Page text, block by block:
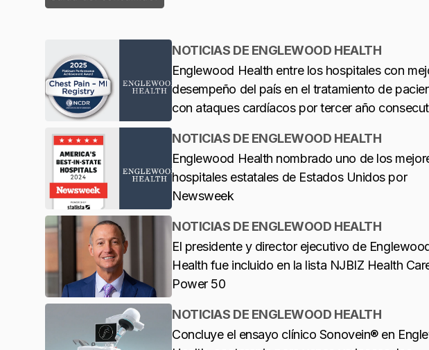
NOTICIAS DE ENGLEWOOD HEALTH
Englewood Health entre los hospitales con
desempeño del país en el tratamiento de
con ataques cardíacos por tercer año
NOTICIAS DE ENGLEWOOD HEALTH
Englewood Health nombrado uno de los
hospitales estatales de Estados Unidos por
Newsweek
NOTICIAS DE ENGLEWOOD HEALTH
El presidente y director ejecutivo de
Health fue incluido en la lista NJBIZ Health
Power 50
NOTICIAS DE ENGLEWOOD HEALTH
Concluye el ensayo clínico Sonovein® en